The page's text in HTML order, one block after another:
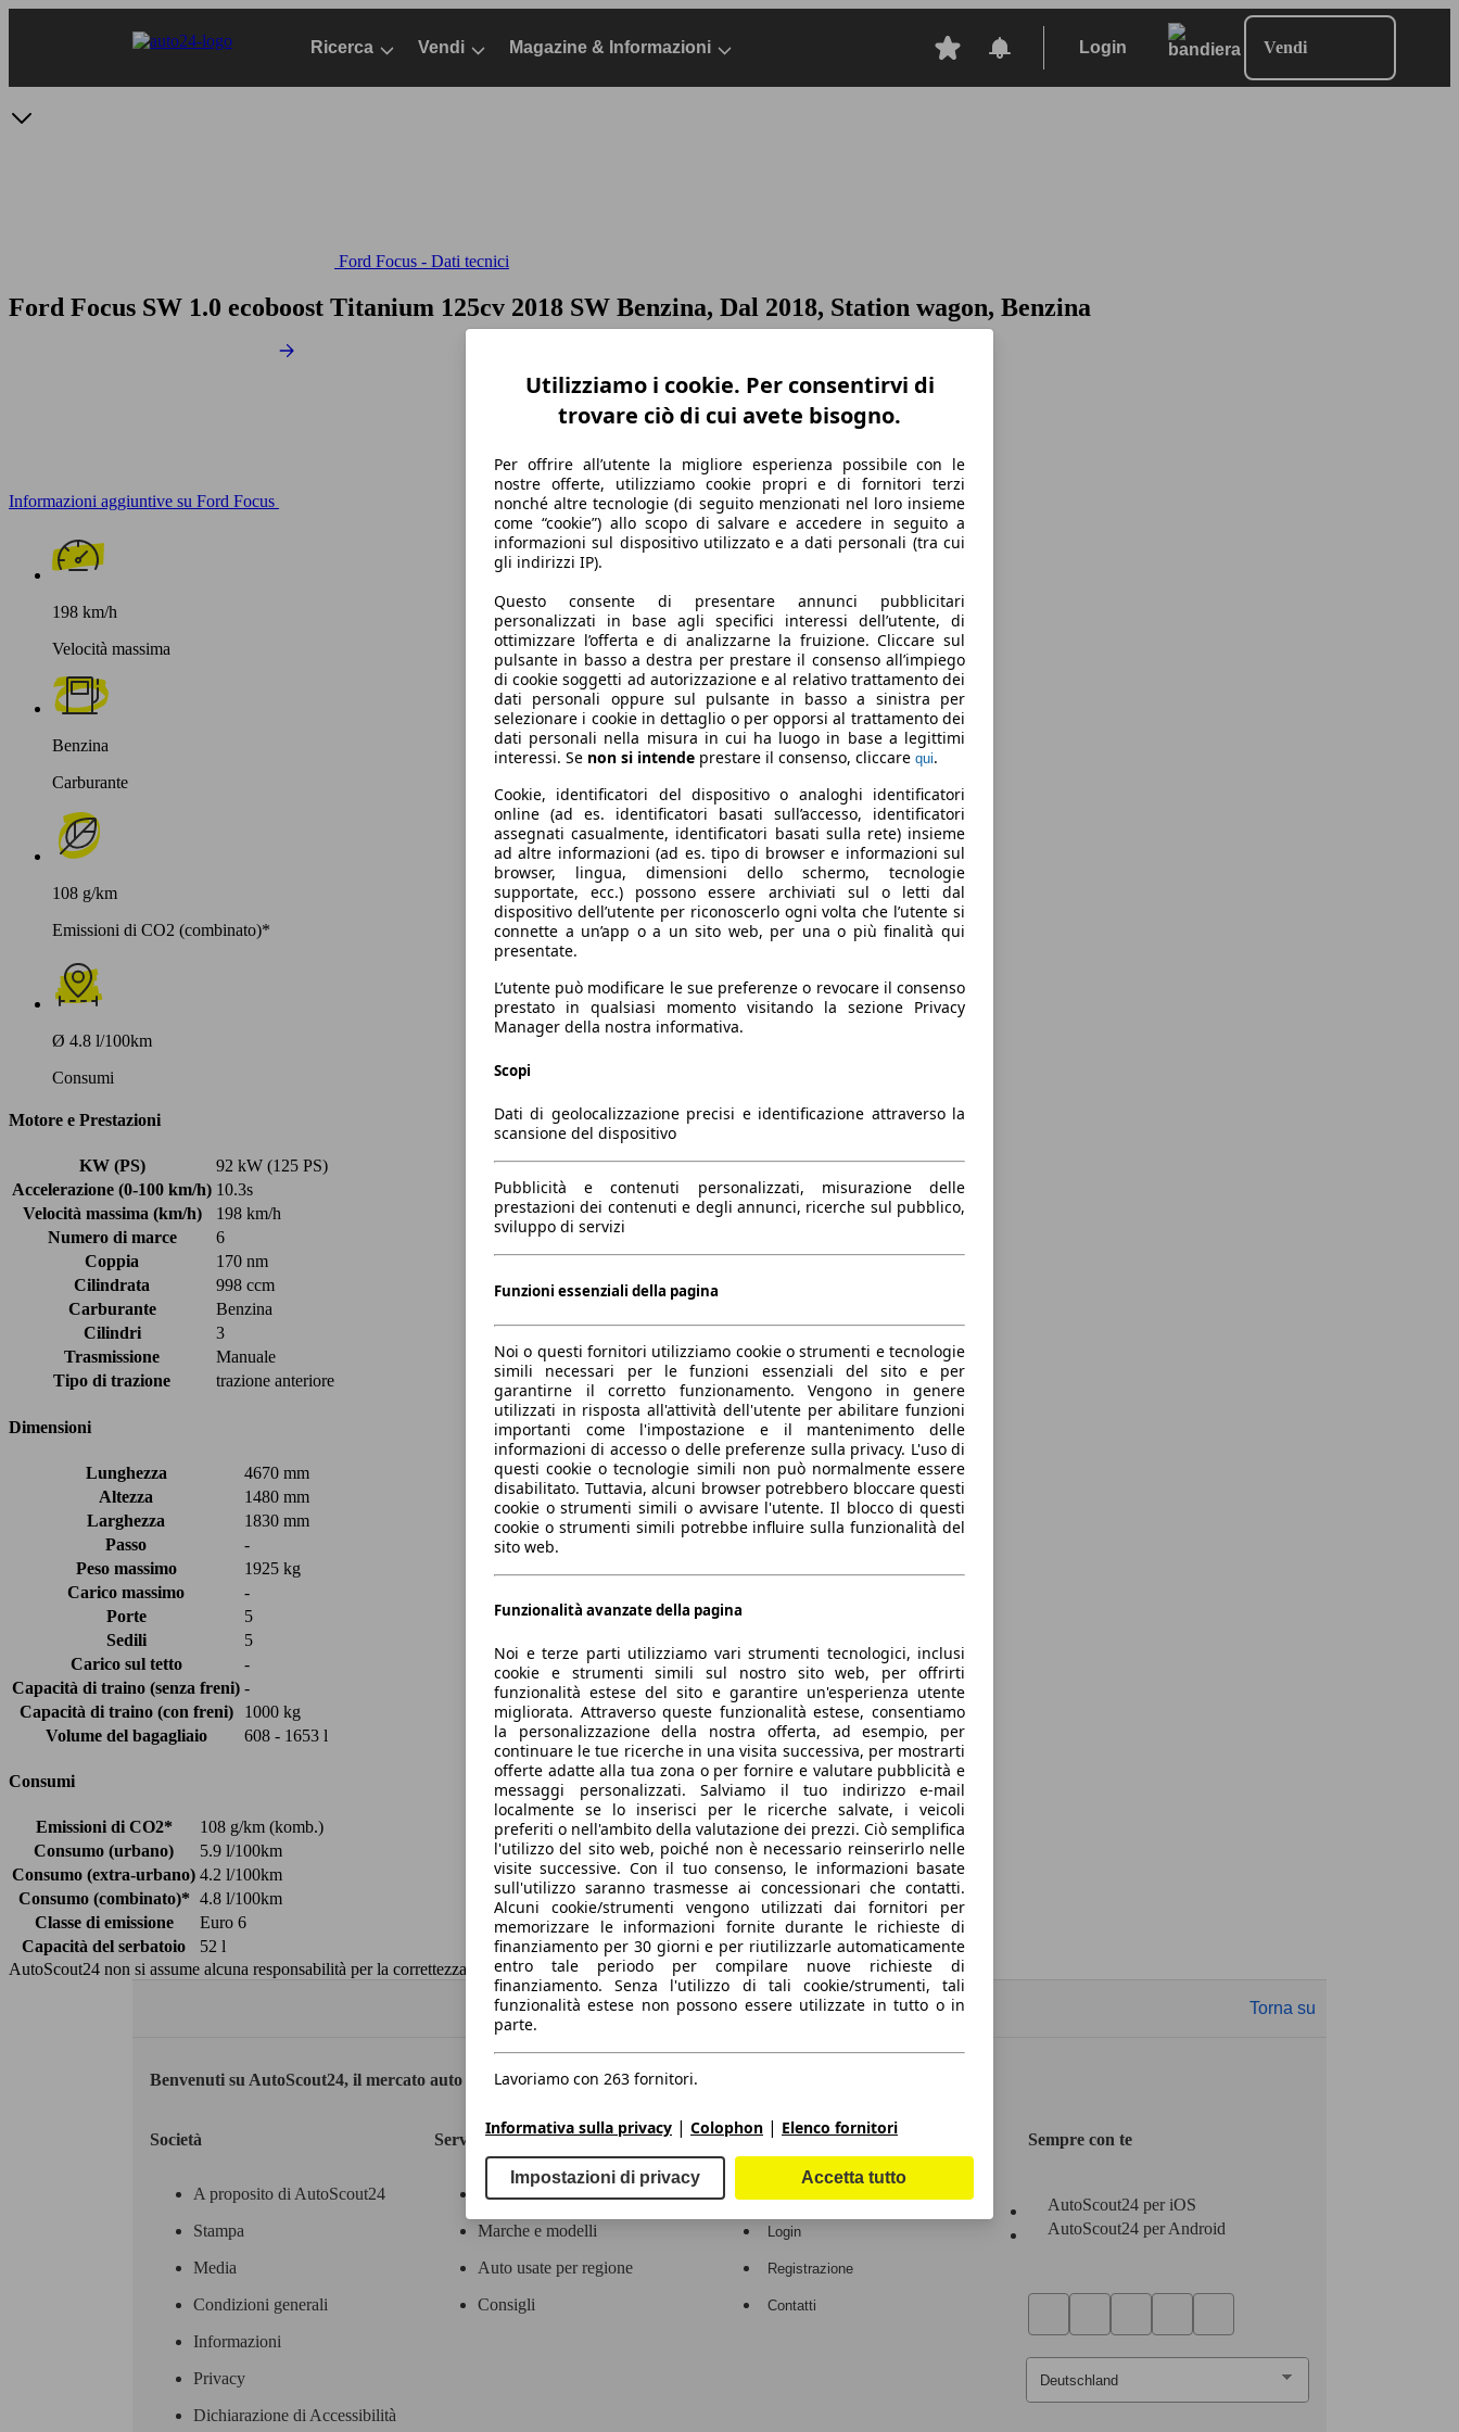
Ricerca Vendi Magazine & Informazioni Login Vendi
Ford Focus - Dati tecnici
Ford Focus SW 1.0 ecoboost Titanium 125cv 2018 SW Benzina, Dal 2018, Station wagon, Benzina
Informazioni aggiuntive su Ford Focus
198 km/h
Velocità massima
Benzina
Carburante
108 g/km
Emissioni di CO2 (combinato)*
Ø 4.8 l/100km
Consumi
Motore e Prestazioni
KW (PS)
92 kW (125 PS)
Accelerazione (0-100 km/h) 10.3s
Velocità massima (km/h)
198 km/h
Numero di marce
6
Coppia
170 nm
Cilindrata
998 ccm
Carburante
Benzina
Cilindri
3
Trasmissione
Manuale
Tipo di trazione
trazione anteriore
Dimensioni
Lunghezza
4670 mm
Altezza
1480 mm
Larghezza
1830 mm
Passo
-
Peso massimo
1925 kg
Carico massimo
-
Porte
5
Sedili
5
Carico sul tetto
-
Capacità di traino (senza freni) -
Capacità di traino (con freni)
1000 kg
Volume del bagagliaio
608 - 1653 l
Consumi
Emissioni di CO2*
108 g/km (komb.)
Consumo (urbano)
5.9 l/100km
Consumo (extra-urbano) 4.2 l/100km
Consumo (combinato)* 4.8 l/100km
Classe di emissione
Euro 6
Capacità del serbatoio
52 l
AutoScout24 non si assume alcuna responsabilità per la correttezza dei dati.
Torna su
Benvenuti su AutoScout24, il mercato auto europeo.
Società
A proposito di AutoScout24
Stampa
Media
Condizioni generali
Informazioni
Privacy
Dichiarazione di Accessibilità
Servizi
Contatti
Marche e modelli
Auto usate per regione
Consigli
Area rivenditori
Login
Registrazione
Contatti
Sempre con te
AutoScout24 per iOS
AutoScout24 per Android
Utilizziamo i cookie. Per consentirvi di
trovare ciò di cui avete bisogno.
Per offrire all’utente la migliore esperienza possibile con le
nostre offerte, utilizziamo cookie propri e di fornitori terzi
nonché altre tecnologie (di seguito menzionati nel loro insieme
come “cookie”) allo scopo di salvare e accedere in seguito a
informazioni sul dispositivo utilizzato e a dati personali (tra cui
gli indirizzi IP).
Questo consente di presentare annunci pubblicitari
personalizzati in base agli specifici interessi dell’utente, di
ottimizzare l’offerta e di analizzarne la fruizione. Cliccare sul
pulsante in basso a destra per prestare il consenso all’impiego
di cookie soggetti ad autorizzazione e al relativo trattamento dei
dati personali oppure sul pulsante in basso a sinistra per
selezionare i cookie in dettaglio o per opporsi al trattamento dei
dati personali nella misura in cui ha luogo in base a legittimi
interessi. Se non si intende prestare il consenso, cliccare qui.
Cookie, identificatori del dispositivo o analoghi identificatori
online (ad es. identificatori basati sull’accesso, identificatori
assegnati casualmente, identificatori basati sulla rete) insieme
ad altre informazioni (ad es. tipo di browser e informazioni sul
browser, lingua, dimensioni dello schermo, tecnologie
supportate, ecc.) possono essere archiviati sul o letti dal
dispositivo dell’utente per riconoscerlo ogni volta che l’utente si
connette a un’app o a un sito web, per una o più finalità qui
presentate.
L’utente può modificare le sue preferenze o revocare il consenso
prestato in qualsiasi momento visitando la sezione Privacy
Manager della nostra informativa.
Scopi
Dati di geolocalizzazione precisi e identificazione attraverso la
scansione del dispositivo
Pubblicità e contenuti personalizzati, misurazione delle
prestazioni dei contenuti e degli annunci, ricerche sul pubblico,
sviluppo di servizi
Funzioni essenziali della pagina
Noi o questi fornitori utilizziamo cookie o strumenti e tecnologie
simili necessari per le funzioni essenziali del sito e per
garantirne il corretto funzionamento. Vengono in genere
utilizzati in risposta all'attività dell'utente per abilitare funzioni
importanti come l'impostazione e il mantenimento delle
informazioni di accesso o delle preferenze sulla privacy. L'uso di
questi cookie o tecnologie simili non può normalmente essere
disabilitato. Tuttavia, alcuni browser potrebbero bloccare questi
cookie o strumenti simili o avvisare l'utente. Il blocco di questi
cookie o strumenti simili potrebbe influire sulla funzionalità del
sito web.
Funzionalità avanzate della pagina
Noi e terze parti utilizziamo vari strumenti tecnologici, inclusi
cookie e strumenti simili sul nostro sito web, per offrirti
funzionalità estese del sito e garantire un'esperienza utente
migliorata. Attraverso queste funzionalità estese, consentiamo
la personalizzazione della nostra offerta, ad esempio, per
continuare le tue ricerche in una visita successiva, per mostrarti
offerte adatte alla tua zona o per fornire e valutare pubblicità e
messaggi personalizzati. Salviamo il tuo indirizzo e-mail
localmente se lo inserisci per le ricerche salvate, i veicoli
preferiti o nell'ambito della valutazione dei prezzi. Ciò semplifica
l'utilizzo del sito web, poiché non è necessario reinserirlo nelle
visite successive. Con il tuo consenso, le informazioni basate
sull'utilizzo saranno trasmesse ai concessionari che contatti.
Alcuni cookie/strumenti vengono utilizzati dai fornitori per
memorizzare le informazioni fornite durante le richieste di
finanziamento per 30 giorni e per riutilizzarle automaticamente
entro tale periodo per compilare nuove richieste di
finanziamento. Senza l'utilizzo di tali cookie/strumenti, tali
funzionalità estese non possono essere utilizzate in tutto o in
parte.
Lavoriamo con 263 fornitori.
Informativa sulla privacy | Colophon | Elenco fornitori
Impostazioni di privacy Accetta tutto